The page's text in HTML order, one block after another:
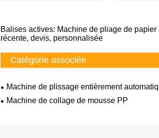
Balises actives: Machine de pliage de
récente, devis, personnalisée
Catégorie associée
Machine de plissage entièrement
Machine de collage de mousse PP